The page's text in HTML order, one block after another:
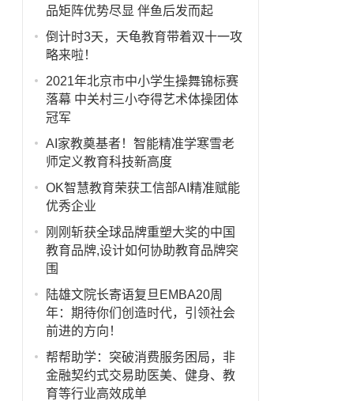
品矩阵优势尽显 伴鱼后发而起
倒计时3天，天龟教育带着双十一攻
略来啦！
2021年北京市中小学生操舞锦标赛
落幕 中关村三小夺得艺术体操团体
冠军
AI家教奠基者！智能精准学寒雪老
师定义教育科技新高度
OK智慧教育荣获工信部AI精准赋能
优秀企业
刚刚斩获全球品牌重塑大奖的中国
教育品牌,设计如何协助教育品牌突
围
陆雄文院长寄语复旦EMBA20周
年：期待你们创造时代，引领社会
前进的方向！
帮帮助学：突破消费服务困局，非
金融契约式交易助医美、健身、教
育等行业高效成单